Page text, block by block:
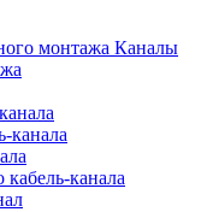
Каналы
канала
канала